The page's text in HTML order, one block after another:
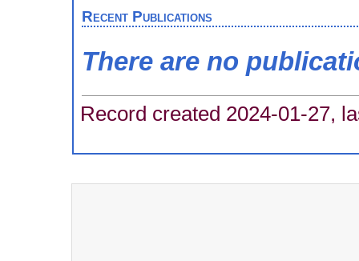
Recent Publications
There are no
Record created 2024-01-27,